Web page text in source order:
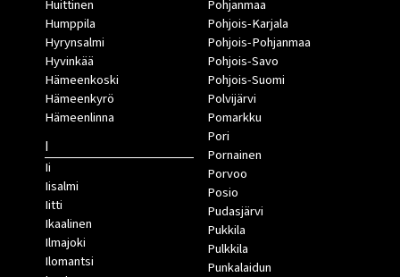
Huittinen
Humppila
Hyrynsalmi
Hyvinkää
Hämeenkoski
Hämeenkyrö
Hämeenlinna
I
Ii
Iisalmi
Iitti
Ikaalinen
Ilmajoki
Ilomantsi
Pohjanmaa
Pohjois-Karjala
Pohjois-Pohjanmaa
Pohjois-Savo
Pohjois-Suomi
Polvijärvi
Pomarkku
Pori
Pornainen
Porvoo
Posio
Pudasjärvi
Pukkila
Pulkkila
Punkalaidun